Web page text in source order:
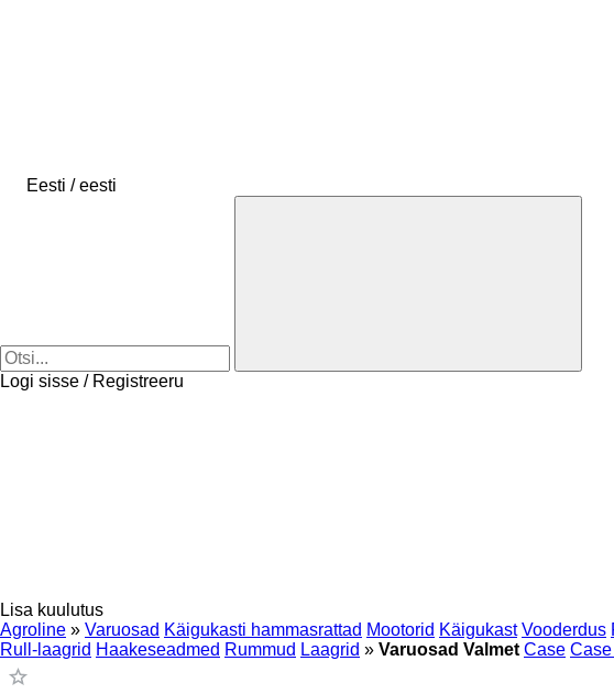
Eesti / eesti
Logi sisse / Registreeru
Lisa kuulutus
Agroline » Varuosad Käigukasti hammasrattad Mootorid Käigukast Vooderdus
Rull-laagrid Haakeseadmed Rummud Laagrid » Varuosad Valmet Case Case